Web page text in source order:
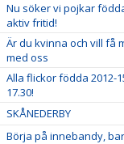
Nu söker vi pojkar
aktiv fritid!
Är du kvinna och vill få
med oss
Alla flickor födda 2012-
17.30!
SKÅNEDERBY
Börja på innebandy,